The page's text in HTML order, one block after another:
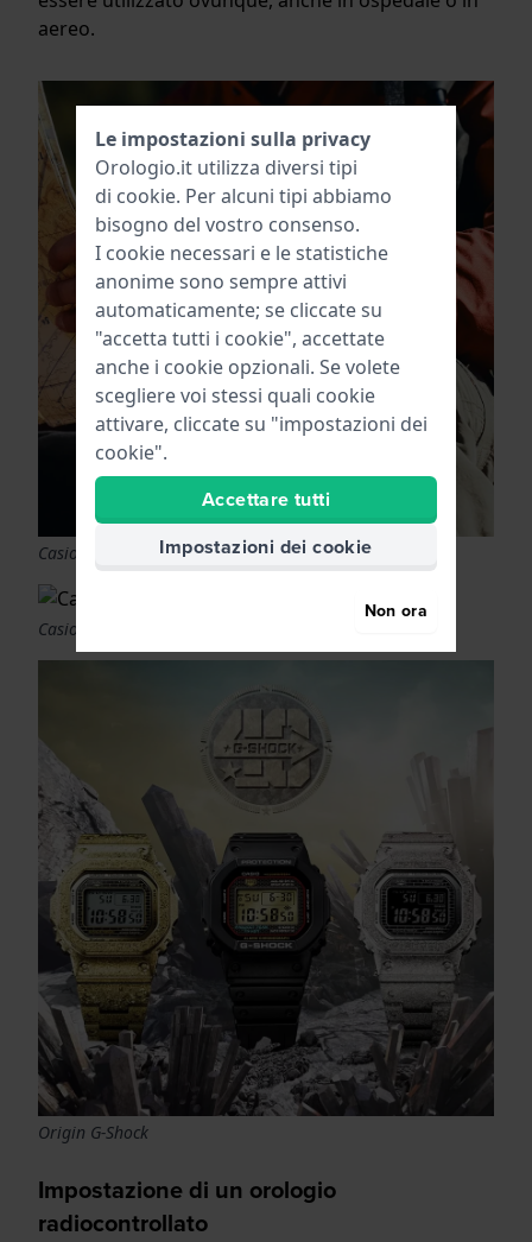
aereo.
Casio Pro Trek
Casio Waveceptor
Origin G-Shock
Impostazione di un orologio
radiocontrollato
Le impostazioni sulla privacy
Orologio.it utilizza diversi tipi
di cookie. Per alcuni tipi abbiamo
bisogno del vostro consenso.
I cookie necessari e le statistiche
anonime sono sempre attivi
automaticamente; se cliccate su
"accetta tutti i cookie", accettate
anche i cookie opzionali. Se volete
scegliere voi stessi quali cookie
attivare, cliccate su "impostazioni dei
cookie".
Accettare tutti
Impostazioni dei cookie
Non ora